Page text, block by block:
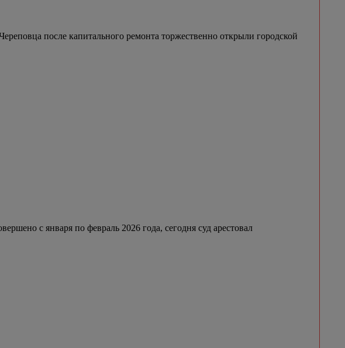
после капитального ремонта торжественно открыли городской
с января по февраль 2026 года, сегодня суд арестовал